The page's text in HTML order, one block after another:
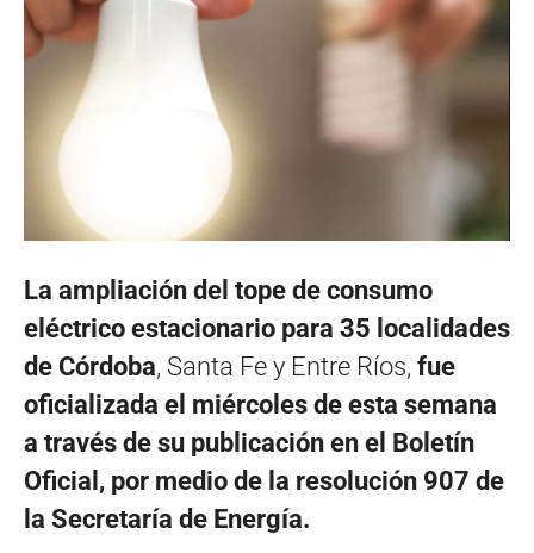
La ampliación del tope de consumo
eléctrico estacionario para 35 localidades
de Córdoba, Santa Fe y Entre Ríos, fue
oficializada el miércoles de esta semana
a través de su publicación en el Boletín
Oficial, por medio de la resolución 907 de
la Secretaría de Energía.